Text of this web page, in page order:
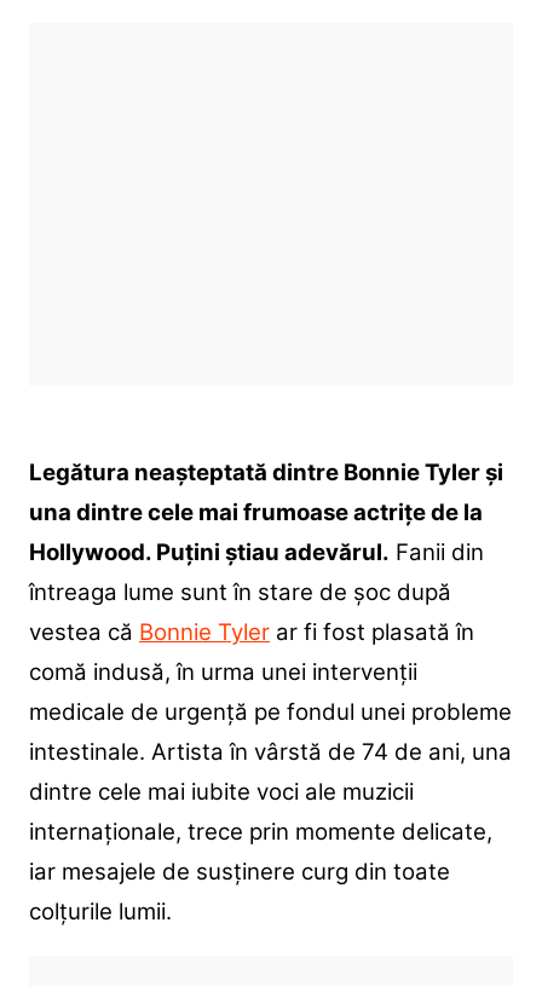
Legătura neașteptată dintre Bonnie Tyler și
una dintre cele mai frumoase actrițe de la
Hollywood. Puțini știau adevărul. Fanii din
întreaga lume sunt în stare de șoc după
vestea că Bonnie Tylerar fi fost plasată în
comă indusă, în urma unei intervenții
medicale de urgență pe fondul unei probleme
intestinale. Artista în vârstă de 74 de ani, una
dintre cele mai iubite voci ale muzicii
internaționale, trece prin momente delicate,
iar mesajele de susținere curg din toate
colțurile lumii.